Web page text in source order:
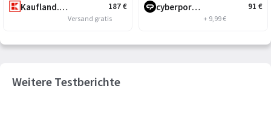
187€
Kaufland.at
Versand gratis
91 €
cyberport.at
+ 9,99 €
Weitere Testberichte